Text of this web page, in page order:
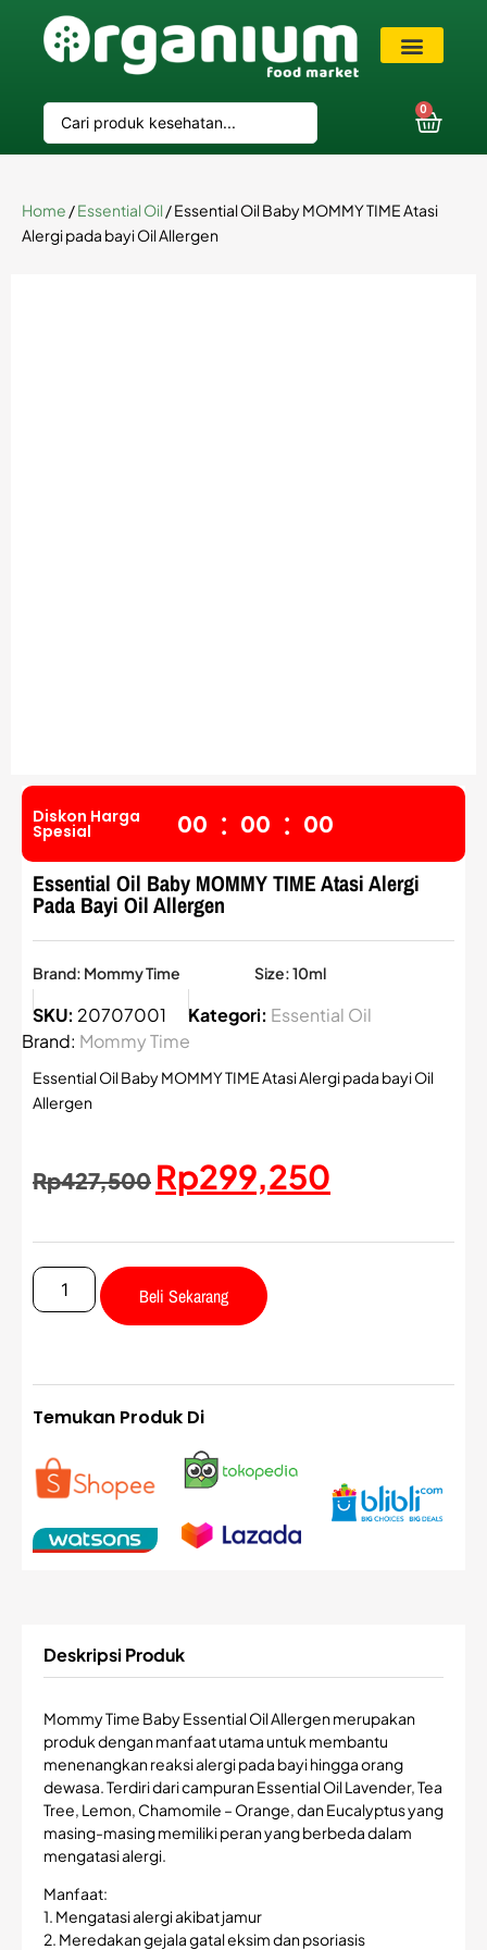
0
Home /Essential Oil / Essential Oil Baby MOMMY TIME Atasi
Alergi pada bayi Oil Allergen
Diskon Harga
Spesial 00 : 00 : 00
Essential Oil Baby MOMMY TIME Atasi Alergi
Pada Bayi Oil Allergen
Brand: Mommy Time Size: 10ml
SKU: 20707001 Kategori: Essential Oil
Brand: Mommy Time
Essential Oil Baby MOMMY TIME Atasi Alergi pada bayi Oil
Allergen
Rp427,500 Rp299,250
Beli Sekarang
Temukan Produk Di
Deskripsi Produk
Mommy Time Baby Essential Oil Allergen merupakan
produk dengan manfaat utama untuk membantu
menenangkan reaksi alergi pada bayi hingga orang
dewasa. Terdiri dari campuran Essential Oil Lavender, Tea
Tree, Lemon, Chamomile – Orange, dan Eucalyptus yang
masing-masing memiliki peran yang berbeda dalam
mengatasi alergi.
Manfaat:
1. Mengatasi alergi akibat jamur
2. Meredakan gejala gatal eksim dan psoriasis